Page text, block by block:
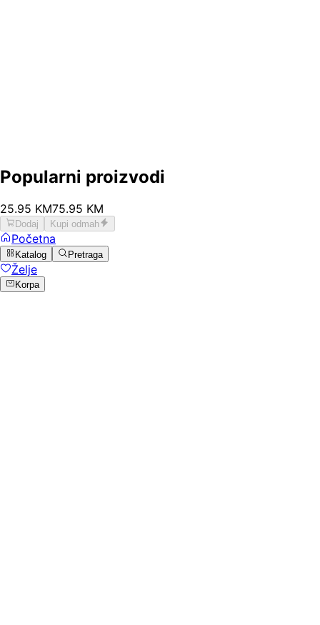
Popularni proizvodi
25.95 KM75.95 KM
Dodaj Kupi odmah
Početna
Katalog Pretraga
Želje
Korpa